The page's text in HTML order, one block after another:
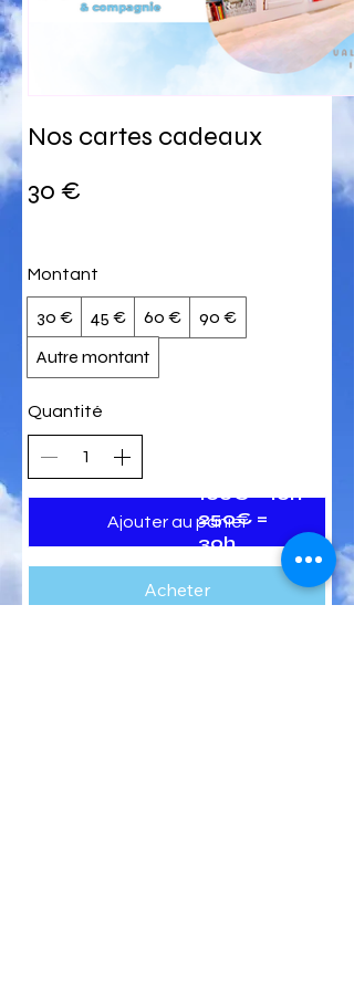
Nos cartes cadeaux
30 €
Montant
30 € 45 € 60 €
90 €
Autre montant
Quantité
Ajouter au panier
Acheter
100€ = 10h
250€ =
30h